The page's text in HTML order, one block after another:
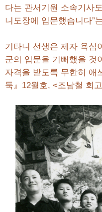
다는 관서기원 소속기사
니도장에 입문했습니다”
기타니 선생은 제자 욕심
군의 입문을 기뻐했을 것
자격을 받도록 무한히 애
둑』12월호, <조남철 회